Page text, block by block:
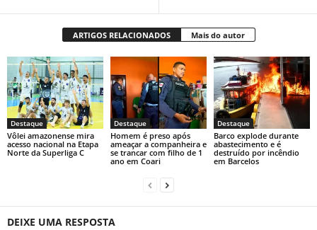
ARTIGOS RELACIONADOS Mais do autor
Destaque
Vôlei amazonense mira
acesso nacional na Etapa
Norte da Superliga C
Destaque
Homem é preso após
ameaçar a companheira e
se trancar com filho de 1
ano em Coari
Destaque
Barco explode durante
abastecimento e é
destruído por incêndio
em Barcelos
DEIXE UMA RESPOSTA